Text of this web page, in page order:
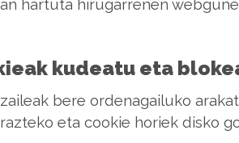
hartuta hirugarrenen
kudeatu eta
bere ordenagailuko
eta cookie horiek disko